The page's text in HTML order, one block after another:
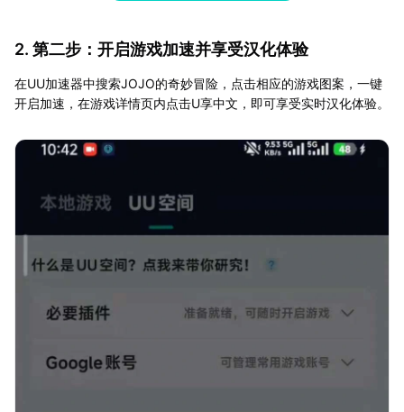
2. 第二步：开启游戏加速并享受汉化体验
在UU加速器中搜索JOJO的奇妙冒险，点击相应的游戏图案，一键
开启加速，在游戏详情页内点击U享中文，即可享受实时汉化体验。